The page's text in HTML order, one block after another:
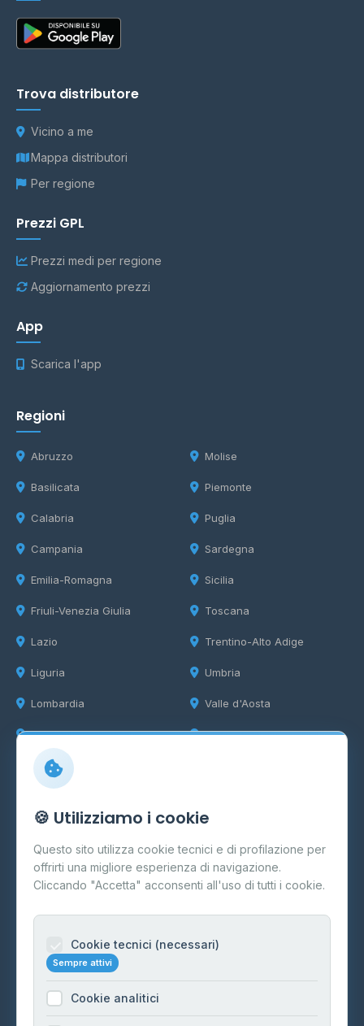
Trova distributore
Vicino a me
Mappa distributori
Per regione
Prezzi GPL
Prezzi medi per regione
Aggiornamento prezzi
App
Scarica l'app
Regioni
Abruzzo
Basilicata
Calabria
Campania
Emilia-Romagna
Friuli-Venezia Giulia
Lazio
Liguria
Lombardia
Marche
Molise
Piemonte
Puglia
Sardegna
Sicilia
Toscana
Trentino-Alto Adige
Umbria
Valle d'Aosta
Veneto
Info
Cos'è il GPL
FAQ
Contatti
Informazioni legali
Cookie Policy
🍪 Utilizziamo i cookie
Questo sito utilizza cookie tecnici e di profilazione per
offrirti una migliore esperienza di navigazione.
Cliccando "Accetta" acconsenti all'uso di tutti i cookie.
Cookie tecnici (necessari)
Sempre attivi
Cookie analitici